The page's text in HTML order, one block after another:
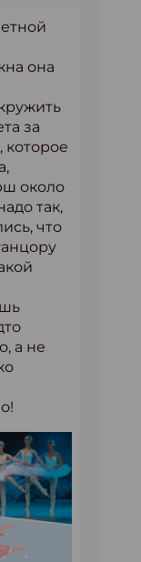
она
за
которое
около
так,
что
а не